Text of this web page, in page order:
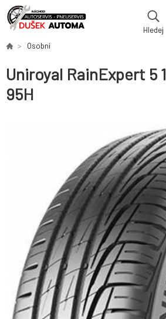
Hledej
Osobní
Uniroyal RainExpert 5
95H